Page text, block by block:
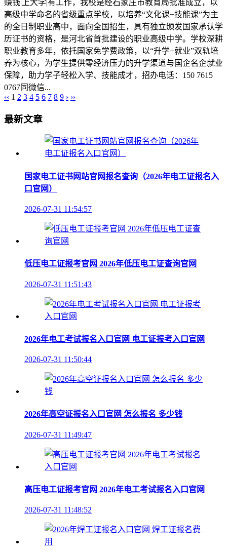
赚钱|上大学|有工作，我校是经石家庄市教育局批准成立，以
高级中学命名的省级重点学校，以培养“文化课+技能课”为主
的全日制职业高中，面向全国招生，具有独立颁发国家承认学
历证书的资格，是河北省首批建设的职业高级中学。学校深耕
职业教育多年，依托国家免学费政策，以“升学+就业”双轨培
养为核心，为学生提供零经济压力的升学渠道与国企名企就业
保障，助力学子轻松入学、技能成才，招办电话：150 7615
0767同微信...
‹‹ 1 2 3 4 5 6 7 8 9 › ››
最新文章
国家电工证书网站官网报名查询（2026年电工证报名入
口官网）
2026-07-31 11:54:57
低压电工证报考官网 2026年低压电工证查询官网
2026-07-31 11:51:43
2026年电工考试报名入口官网 电工证报考入口官网
2026-07-31 11:50:44
2026年高空证报名入口官网 怎么报名 多少钱
2026-07-31 11:49:47
高压电工证报考官网 2026年电工考试报名入口官网
2026-07-31 11:48:52